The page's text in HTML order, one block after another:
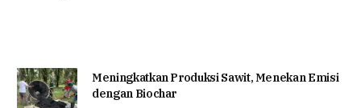
Meningkatkan Produksi Sawit, Menekan Emisi
dengan Biochar